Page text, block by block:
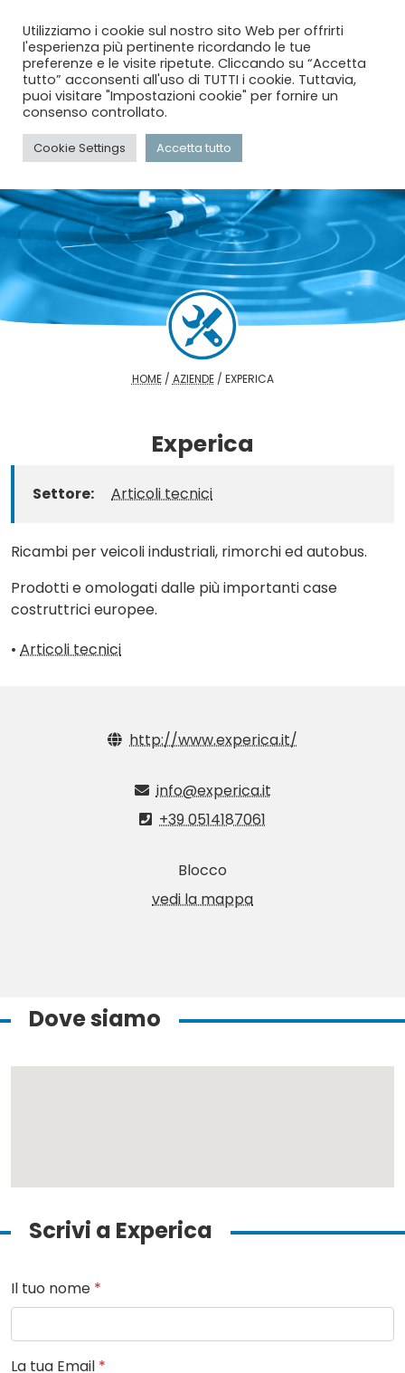
menu
HOME/ AZIENDE/ EXPERICA
Experica
Settore: Articoli tecnici
Ricambi per veicoli industriali, rimorchi ed autobus.
Prodotti e omologati dalle più importanti case
costruttrici europee.
• Articoli tecnici
http://www.experica.it/
info@experica.it
+39 0514187061
Blocco
vedi la mappa
Dove siamo
Scrivi a Experica
Il tuo nome *
La tua Email *
Utilizziamo i cookie sul nostro sito Web per offrirti
l'esperienza più pertinente ricordando le tue
preferenze e le visite ripetute. Cliccando su “Accetta
tutto” acconsenti all'uso di TUTTI i cookie. Tuttavia,
puoi visitare "Impostazioni cookie" per fornire un
consenso controllato.
Cookie Settings Accetta tutto